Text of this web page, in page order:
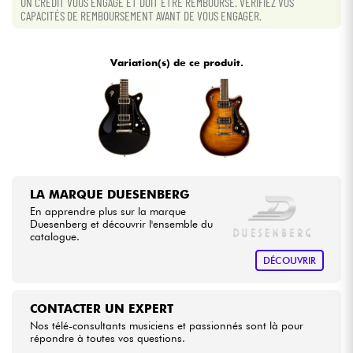
CAPACITÉS DE REMBOURSEMENT AVANT DE VOUS ENGAGER.
Variation(s) de ce produit.
LA MARQUE DUESENBERG
En apprendre plus sur la marque
Duesenberg et découvrir l'ensemble du
catalogue.
DÉCOUVRIR
CONTACTER UN EXPERT
Nos télé-consultants musiciens et passionnés sont là pour
répondre à toutes vos questions.